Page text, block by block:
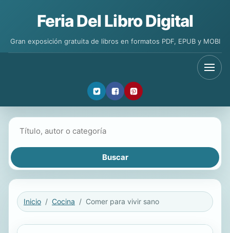
Feria Del Libro Digital
Gran exposición gratuita de libros en formatos PDF, EPUB y MOBI
Inicio Cocina Comer para vivir sano